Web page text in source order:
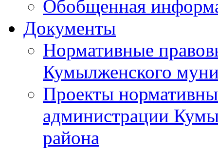
Обобщенная
Документы
Нормативные
Кумылженского
Проекты
администрации
района